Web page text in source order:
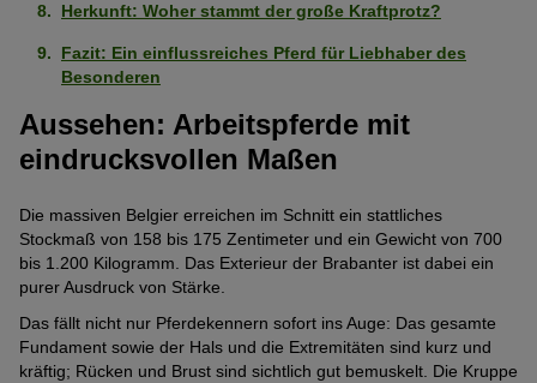
Herkunft: Woher stammt der große Kraftprotz?
Fazit: Ein einflussreiches Pferd für Liebhaber des
Besonderen
Aussehen: Arbeitspferde mit
eindrucksvollen Maßen
Die massiven Belgier erreichen im Schnitt ein stattliches
Stockmaß von 158 bis 175 Zentimeter und ein Gewicht von 700
bis 1.200 Kilogramm. Das Exterieur der Brabanter ist dabei ein
purer Ausdruck von Stärke.
Das fällt nicht nur Pferdekennern sofort ins Auge: Das gesamte
Fundament sowie der Hals und die Extremitäten sind kurz und
kräftig; Rücken und Brust sind sichtlich gut bemuskelt. Die Kruppe